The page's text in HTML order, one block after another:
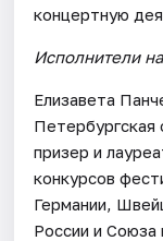
концертную
Исполнители
Елизавета
Петербургская
призер и
конкурсов
Германии,
России и Союза